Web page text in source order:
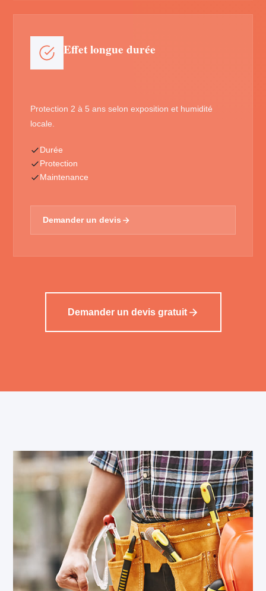
Effet longue durée
Protection 2 à 5 ans selon exposition et humidité
locale.
Durée
Protection
Maintenance
Demander un devis
Demander un devis gratuit